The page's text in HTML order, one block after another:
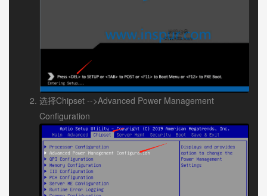
选择Chipset -->Advanced Power Management
Configuration